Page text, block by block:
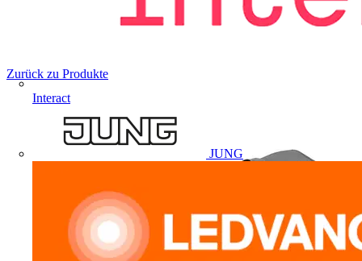
Interact
JUNG
Zurück zu Produkte